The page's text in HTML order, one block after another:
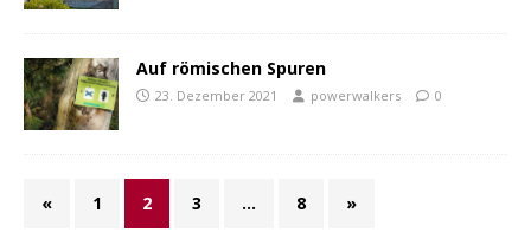
Auf römischen Spuren
23. Dezember 2021 powerwalkers 0
« 1 2 3 … 8 »